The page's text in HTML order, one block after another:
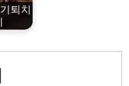
퇴치